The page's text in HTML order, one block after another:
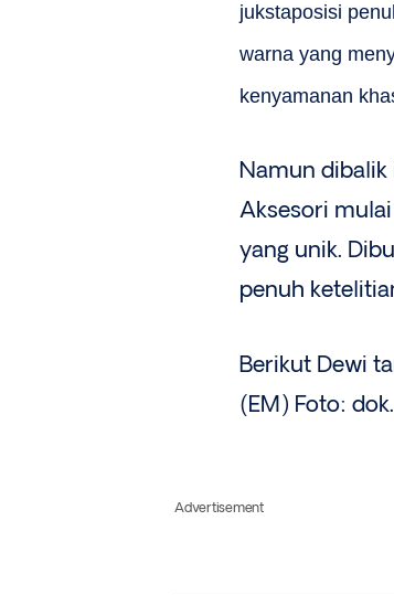
jukstaposisi
warna yang
kenyamanan
Namun dibalik
Aksesori
yang unik.
penuh
Berikut Dewi
(EM) Foto:
Advertisement